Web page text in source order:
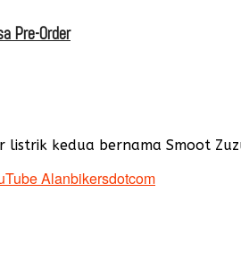
Pre-Order
kedua bernama Smoot